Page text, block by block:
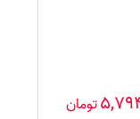
تومان